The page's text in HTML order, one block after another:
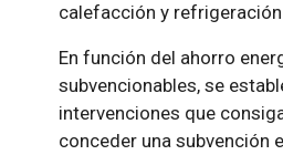
calefacción y refrigeración
En función del ahorro
subvencionables, se
intervenciones que
conceder una subvención